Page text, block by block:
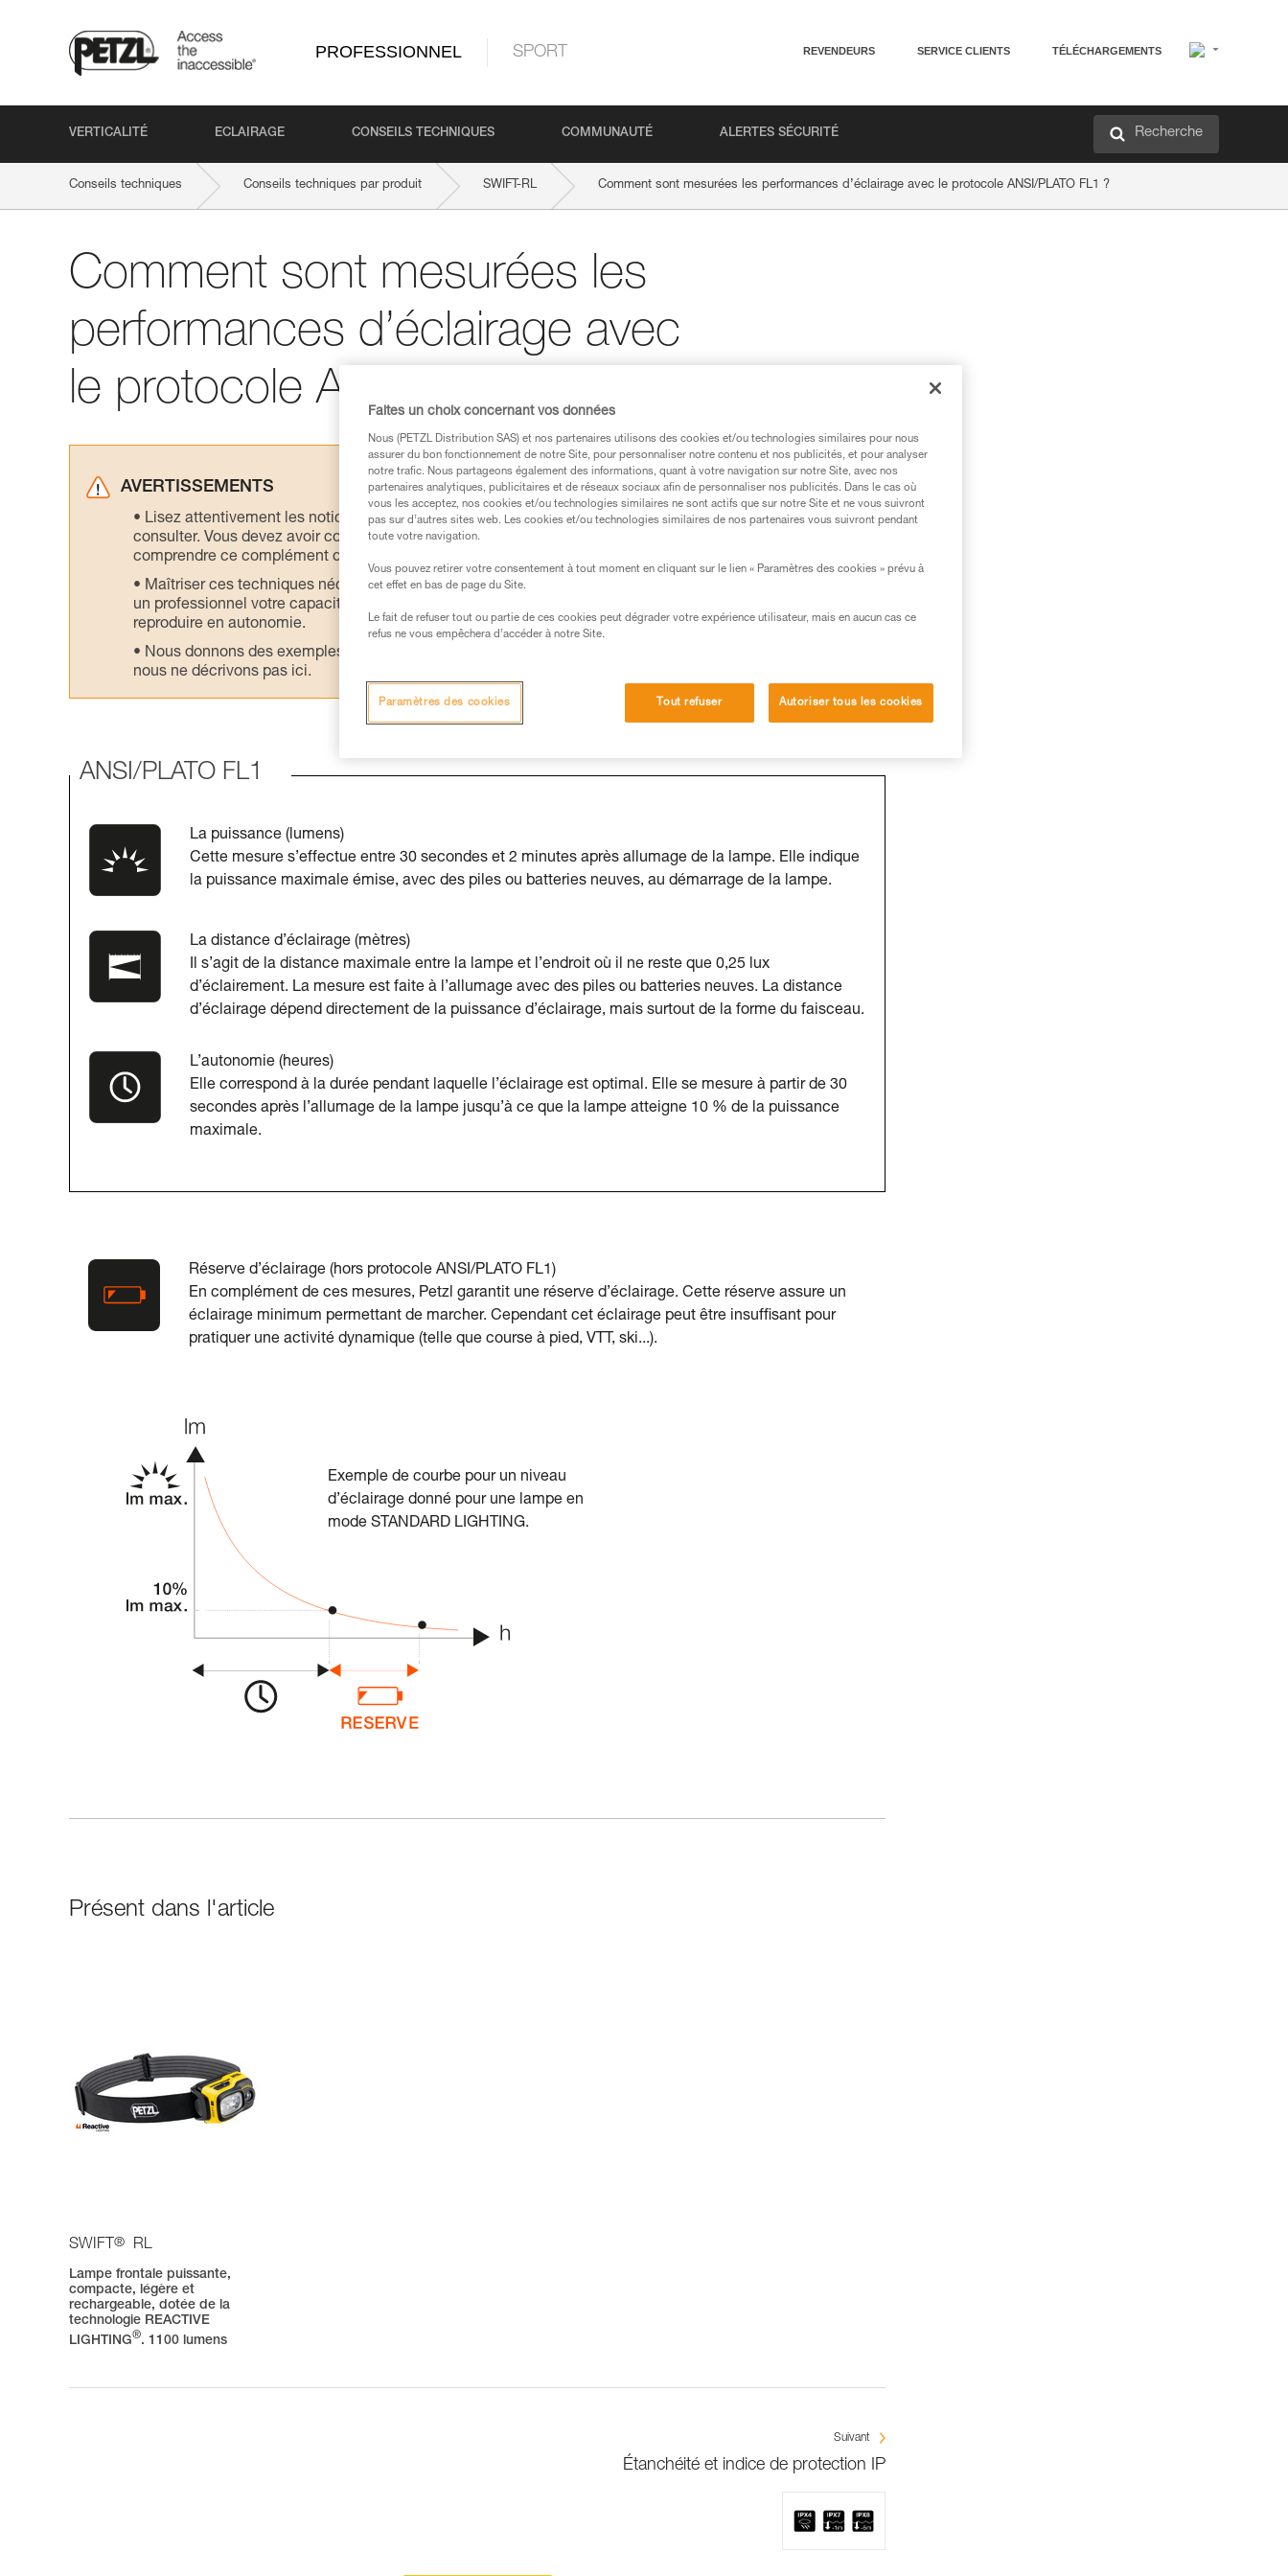
PROFESSIONNEL SPORT REVENDEURS SERVICE CLIENTS TÉLÉCHARGEMENTS
VERTICALITÉ ECLAIRAGE CONSEILS TECHNIQUES COMMUNAUTÉ ALERTES SÉCURITÉ Recherche
Conseils techniques Conseils techniques par produit SWIFT-RL Comment sont mesurées les performances d’éclairage avec le protocole ANSI/PLATO FL1 ?
Comment sont mesurées les
performances d’éclairage avec
le protocole ANSI/PLATO FL1 ?
AVERTISSEMENTS
Lisez attentivement les notices techniques des produits utilisés dans ce conseil avant de le
consulter. Vous devez avoir compris les informations de la notice technique pour pouvoir
comprendre ce complément d’informations.
Maîtriser ces techniques nécessite une formation et un entraînement spécifique. Validez avec
un professionnel votre capacité à refaire la manipulation, seul, en toute sécurité, avant de la
reproduire en autonomie.
Nous donnons des exemples de techniques liées à votre activité. Il peut en exister d’autres que
nous ne décrivons pas ici.
ANSI/PLATO FL1
La puissance (lumens)
Cette mesure s’effectue entre 30 secondes et 2 minutes après allumage de la lampe. Elle indique
la puissance maximale émise, avec des piles ou batteries neuves, au démarrage de la lampe.
La distance d’éclairage (mètres)
Il s’agit de la distance maximale entre la lampe et l’endroit où il ne reste que 0,25 lux
d’éclairement. La mesure est faite à l’allumage avec des piles ou batteries neuves. La distance
d’éclairage dépend directement de la puissance d’éclairage, mais surtout de la forme du faisceau.
L’autonomie (heures)
Elle correspond à la durée pendant laquelle l’éclairage est optimal. Elle se mesure à partir de 30
secondes après l’allumage de la lampe jusqu’à ce que la lampe atteigne 10 % de la puissance
maximale.
Réserve d’éclairage (hors protocole ANSI/PLATO FL1)
En complément de ces mesures, Petzl garantit une réserve d’éclairage. Cette réserve assure un
éclairage minimum permettant de marcher. Cependant cet éclairage peut être insuffisant pour
pratiquer une activité dynamique (telle que course à pied, VTT, ski...).
Exemple de courbe pour un niveau
d’éclairage donné pour une lampe en
mode STANDARD LIGHTING.
Présent dans l'article
SWIFT ® RL
Lampe frontale puissante,
compacte, légère et
rechargeable, dotée de la
technologie REACTIVE
LIGHTING®. 1100 lumens
Suivant
Étanchéité et indice de protection IP
Faites un choix concernant vos données
Nous (PETZL Distribution SAS) et nos partenaires utilisons des cookies et/ou technologies similaires pour nous
assurer du bon fonctionnement de notre Site, pour personnaliser notre contenu et nos publicités, et pour analyser
notre trafic. Nous partageons également des informations, quant à votre navigation sur notre Site, avec nos
partenaires analytiques, publicitaires et de réseaux sociaux afin de personnaliser nos publicités. Dans le cas où
vous les acceptez, nos cookies et/ou technologies similaires ne sont actifs que sur notre Site et ne vous suivront
pas sur d’autres sites web. Les cookies et/ou technologies similaires de nos partenaires vous suivront pendant
toute votre navigation.
Vous pouvez retirer votre consentement à tout moment en cliquant sur le lien « Paramètres des cookies » prévu à
cet effet en bas de page du Site.
Le fait de refuser tout ou partie de ces cookies peut dégrader votre expérience utilisateur, mais en aucun cas ce
refus ne vous empêchera d’accéder à notre Site.
Tout refuser Autoriser tous les cookies
Paramètres des cookies